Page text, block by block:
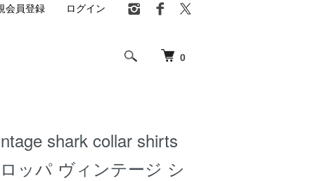
0
会員登録 ログイン
shark collar shirts
ッパ ヴィンテージ シ